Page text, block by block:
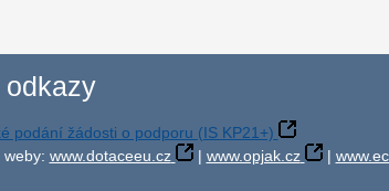
odkazy
podání žádosti o podporu (IS KP21+)
weby: www.dotaceeu.cz | www.opjak.cz |